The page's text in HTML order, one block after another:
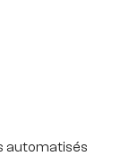
automatisés